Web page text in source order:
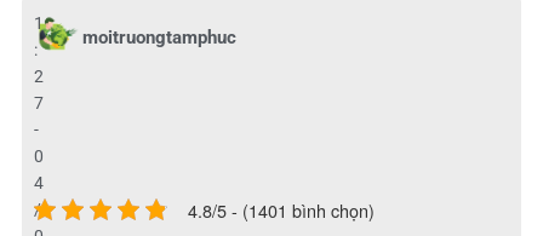
moitruongtamphuc
1
:
2
7
-
0
4
/
4.8/5 - (1401 bình chọn)